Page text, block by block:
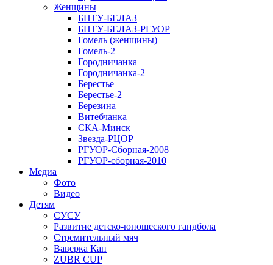
Женщины
БНТУ-БЕЛАЗ
БНТУ-БЕЛАЗ-РГУОР
Гомель (женщины)
Гомель-2
Городничанка
Городничанка-2
Берестье
Берестье-2
Березина
Витебчанка
СКА-Минск
Звезда-РЦОР
РГУОР-Сборная-2008
РГУОР-сборная-2010
Медиа
Фото
Видео
Детям
СУСУ
Развитие детско-юношеского гандбола
Стремительный мяч
Ваверка Кап
ZUBR CUP